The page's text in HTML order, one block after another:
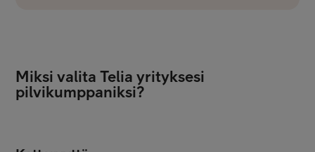
Miksi valita Telia yrityksesi
pilvikumppaniksi?